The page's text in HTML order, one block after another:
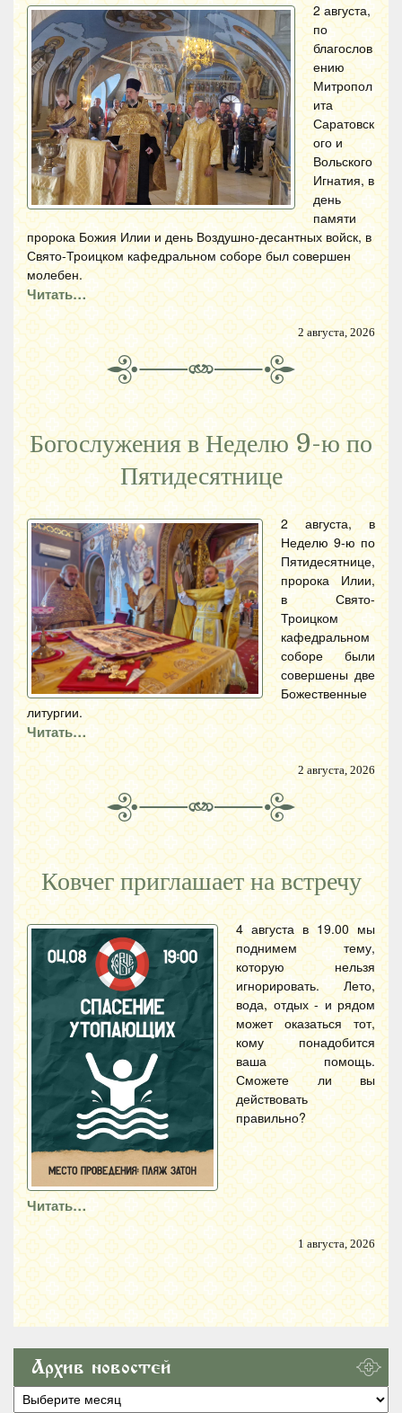
2 августа,
по
благослов
ению
Митропол
ита
Саратовск
ого и
Вольского
Игнатия, в
день
памяти
пророка Божия Илии и день Воздушно-десантных войск, в
Свято-Троицком кафедральном соборе был совершен
молебен.
Читать…
2 августа, 2026
Богослужения в Неделю 9-ю по
Пятидесятнице
2 августа, в
Неделю 9-ю по
Пятидесятнице,
пророка Илии,
в Свято-
Троицком
кафедральном
соборе были
совершены две
Божественные
литургии.
Читать…
2 августа, 2026
Ковчег приглашает на встречу
4 августа в 19.00 мы
поднимем тему,
которую нельзя
игнорировать. Лето,
вода, отдых - и рядом
может оказаться тот,
кому понадобится
ваша помощь.
Сможете ли вы
действовать
правильно?
Читать…
1 августа, 2026
Архив новостей
Архив